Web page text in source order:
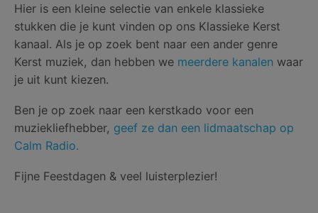
Hier is een kleine selectie van enkele klassieke
stukken die je kunt vinden op ons Klassieke Kerst
kanaal. Als je op zoek bent naar een ander genre
Kerst muziek, dan hebben we meerdere kanalen waar
je uit kunt kiezen.
Ben je op zoek naar een kerstkado voor een
muziekliefhebber, geef ze dan een lidmaatschap op
Calm Radio.
Fijne Feestdagen & veel luisterplezier!